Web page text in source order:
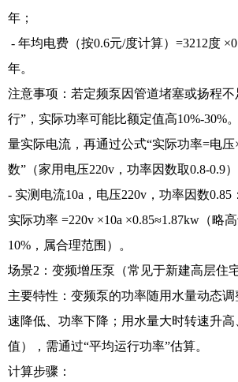
年；
- 年均电费（按0.6元/度计算）=3212度
年。
注意事项：若定频泵因管道堵塞或扬程不
行”，实际功率可能比额定值高10%-30%
量实际电流，再通过公式“实际功率=电压
数”（家用电压220v，功率因数取0.8-0.9
- 实测电流10a，电压220v，功率因数0.85：
实际功率 =220v ×10a ×0.85≈1.87kw（略
10%，属合理范围）。
场景2：变频增压泵（常见于新建高层住
主要特性：变频泵的功率随用水量动态
速降低、功率下降；用水量大时转速升
值），需通过“平均运行功率”估算。
计算步骤：